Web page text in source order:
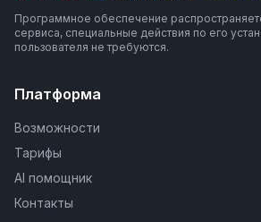
Программное обеспечение
сервиса, специальные действия по его
пользователя не требуются.
Платформа
Возможности
Тарифы
AI помощник
Контакты